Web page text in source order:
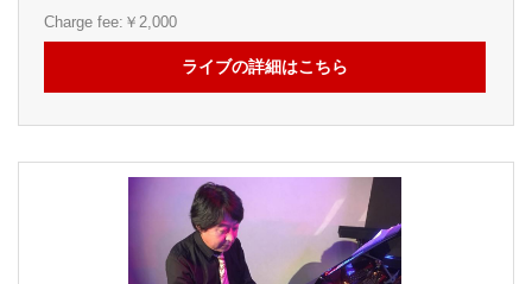
Charge fee:￥2,000
ライブの詳細はこちら